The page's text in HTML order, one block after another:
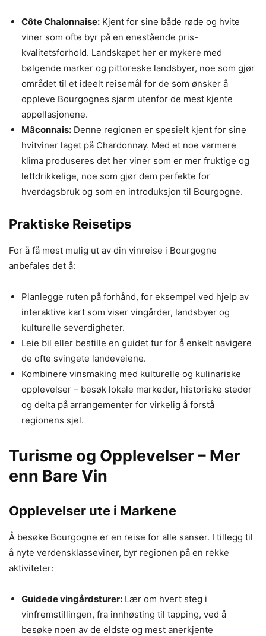
Côte Chalonnaise: Kjent for sine både røde og hvite
viner som ofte byr på en enestående pris-
kvalitetsforhold. Landskapet her er mykere med
bølgende marker og pittoreske landsbyer, noe som gjør
området til et ideelt reisemål for de som ønsker å
oppleve Bourgognes sjarm utenfor de mest kjente
appellasjonene.
Mâconnais: Denne regionen er spesielt kjent for sine
hvitviner laget på Chardonnay. Med et noe varmere
klima produseres det her viner som er mer fruktige og
lettdrikkelige, noe som gjør dem perfekte for
hverdagsbruk og som en introduksjon til Bourgogne.
Praktiske Reisetips
For å få mest mulig ut av din vinreise i Bourgogne
anbefales det å:
Planlegge ruten på forhånd, for eksempel ved hjelp av
interaktive kart som viser vingårder, landsbyer og
kulturelle severdigheter.
Leie bil eller bestille en guidet tur for å enkelt navigere
de ofte svingete landeveiene.
Kombinere vinsmaking med kulturelle og kulinariske
opplevelser – besøk lokale markeder, historiske steder
og delta på arrangementer for virkelig å forstå
regionens sjel.
Turisme og Opplevelser – Mer
enn Bare Vin
Opplevelser ute i Markene
Å besøke Bourgogne er en reise for alle sanser. I tillegg til
å nyte verdensklasseviner, byr regionen på en rekke
aktiviteter:
Guidede vingårdsturer: Lær om hvert steg i
vinfremstillingen, fra innhøsting til tapping, ved å
besøke noen av de eldste og mest anerkjente